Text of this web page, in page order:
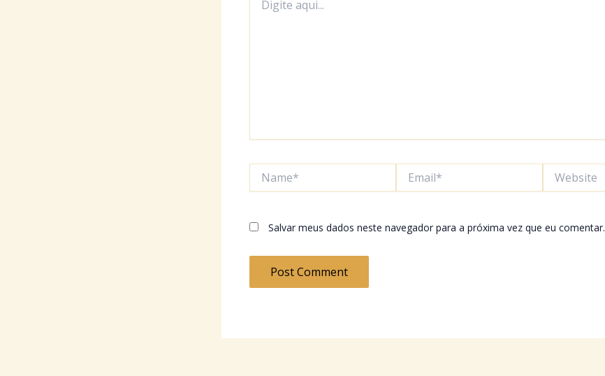
aqui...
Salvar meus dados neste navegador para a próxima vez que eu comentar.